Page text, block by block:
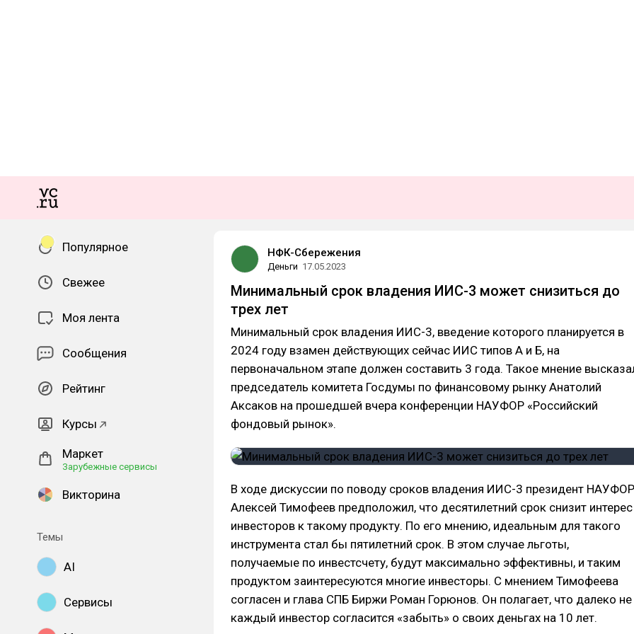
Популярное
Свежее
Моя лента
Сообщения
Рейтинг
Курсы
Маркет
Зарубежные сервисы
Викторина
Темы
AI
Сервисы
НФК-Сбережения
Деньги 17.05.2023
Минимальный срок владения ИИС-3 может снизиться до
трех лет
Минимальный срок владения ИИС-3, введение которого планируется в
2024 году взамен действующих сейчас ИИС типов А и Б, на
первоначальном этапе должен составить 3 года. Такое мнение
председатель комитета Госдумы по финансовому рынку Анатолий
Аксаков на прошедшей вчера конференции НАУФОР «Российский
фондовый рынок».
В ходе дискуссии по поводу сроков владения ИИС-3 президент НАУФОР
Алексей Тимофеев предположил, что десятилетний срок снизит интерес
инвесторов к такому продукту. По его мнению, идеальным для такого
инструмента стал бы пятилетний срок. В этом случае льготы,
получаемые по инвестсчету, будут максимально эффективны, и таким
продуктом заинтересуются многие инвесторы. С мнением Тимофеева
согласен и глава СПБ Биржи Роман Горюнов. Он полагает, что далеко не
каждый инвестор согласится «забыть» о своих деньгах на 10 лет.